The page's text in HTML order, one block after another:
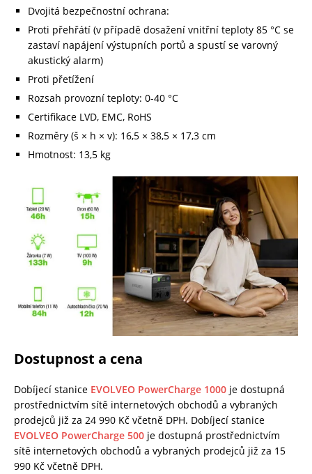
Dvojitá bezpečnostní ochrana:
Proti přehřátí (v případě dosažení vnitřní teploty 85 °C se
zastaví napájení výstupních portů a spustí se varovný
akustický alarm)
Proti přetížení
Rozsah provozní teploty: 0-40 °C
Certifikace LVD, EMC, RoHS
Rozměry (š × h × v): 16,5 × 38,5 × 17,3 cm
Hmotnost: 13,5 kg
Dostupnost a cena
Dobíjecí stanice EVOLVEO PowerCharge 1000 je dostupná
prostřednictvím sítě internetových obchodů a vybraných
prodejců již za 24 990 Kč včetně DPH. Dobíjecí stanice
EVOLVEO PowerCharge 500 je dostupná prostřednictvím
sítě internetových obchodů a vybraných prodejců již za 15
990 Kč včetně DPH.